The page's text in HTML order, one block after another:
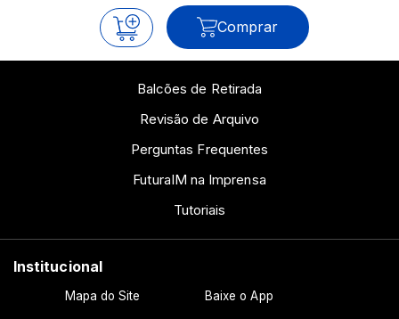
Comprar
Balcões de Retirada
Revisão de Arquivo
Perguntas Frequentes
FuturaIM na Imprensa
Tutoriais
Institucional
Mapa do Site Baixe o App